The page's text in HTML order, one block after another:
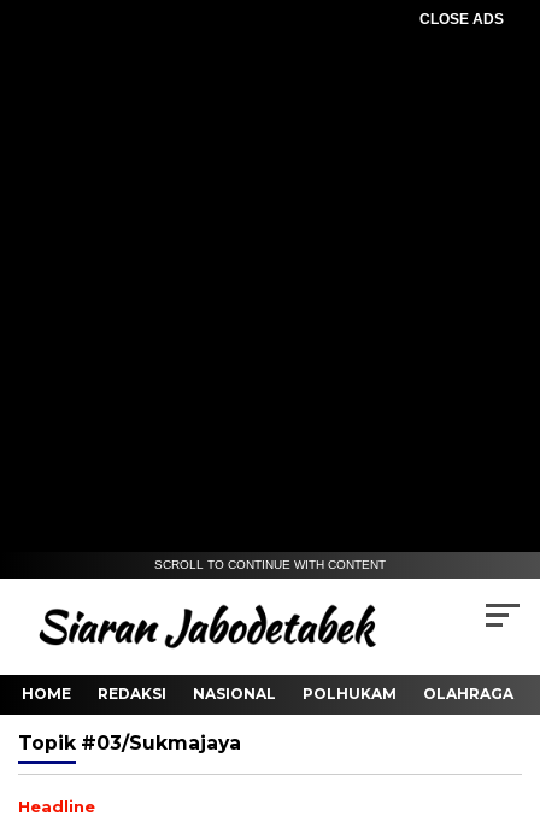
CLOSE ADS
SCROLL TO CONTINUE WITH CONTENT
HOME REDAKSI NASIONAL POLHUKAM OLAHRAGA
Topik #03/Sukmajaya
Headline